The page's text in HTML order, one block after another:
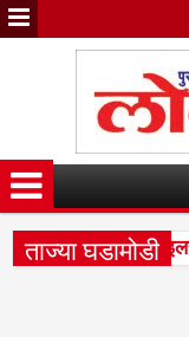
ताज्या घडामोडी
टक्केवारी आणि